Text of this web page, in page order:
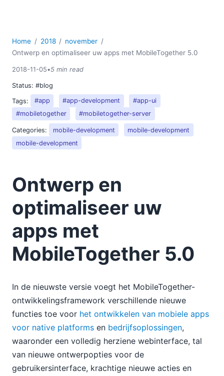
Home 2018
november
Ontwerp en optimaliseer uw apps met MobileTogether 5.0
2018-11-05•5 min read
Status: #blog
Tags:
#app #app-development
#app-ui
#mobiletogether
#mobiletogether-server
Categories: mobile-development
mobile-development
mobile-development
Ontwerp en
optimaliseer uw
apps met
MobileTogether 5.0
In de nieuwste versie voegt het MobileTogether-
ontwikkelingsframework verschillende nieuwe
functies toe voor het ontwikkelen van mobiele apps
voor native platforms en bedrijfsoplossingen,
waaronder een volledig herziene webinterface, tal
van nieuwe ontwerpopties voor de
gebruikersinterface, krachtige nieuwe acties en